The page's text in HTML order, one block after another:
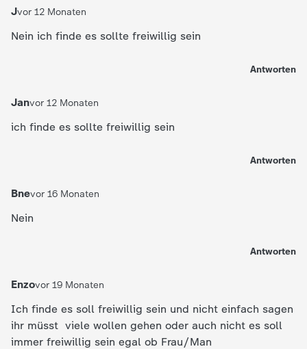
Jvor 12 Monaten
Nein ich finde es sollte freiwillig sein
Antworten
Janvor 12 Monaten
ich finde es sollte freiwillig sein
Antworten
Bnevor 16 Monaten
Nein
Antworten
Enzovor 19 Monaten
Ich finde es soll freiwillig sein und nicht einfach sagen
ihr müsst viele wollen gehen oder auch nicht es soll
immer freiwillig sein egal ob Frau/Man